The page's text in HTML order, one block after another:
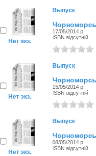
Нет экз.
Выпуск
17/05/2014 р.
ISBN відсутній
Нет экз.
Выпуск
15/05/2014 р.
ISBN відсутній
Нет экз.
Выпуск
08/05/2014 р.
ISBN відсутній